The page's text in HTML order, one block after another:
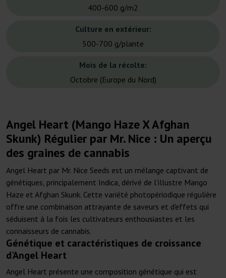
400-600 g/m2
Culture en extérieur:
500-700 g/plante
Mois de la récolte:
Octobre (Europe du Nord)
Angel Heart (Mango Haze X Afghan
Skunk) Régulier par Mr. Nice : Un aperçu
des graines de cannabis
Angel Heart par Mr. Nice Seeds est un mélange captivant de
génétiques, principalement Indica, dérivé de l'illustre Mango
Haze et Afghan Skunk. Cette variété photopériodique régulière
offre une combinaison attrayante de saveurs et d'effets qui
séduisent à la fois les cultivateurs enthousiastes et les
connaisseurs de cannabis.
Génétique et caractéristiques de croissance
d'Angel Heart
Angel Heart présente une composition génétique qui est